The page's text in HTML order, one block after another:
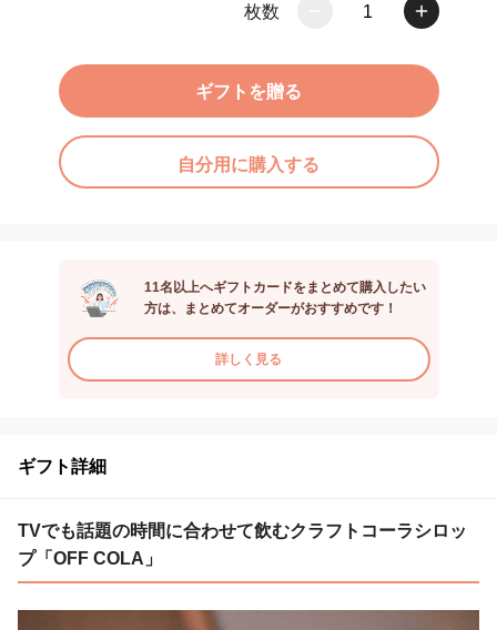
枚数 1
ギフトを贈る
自分用に購入する
11名以上へギフトカードをまとめて購入したい
方は、まとめてオーダーがおすすめです！
詳しく見る
ギフト詳細
TVでも話題の時間に合わせて飲むクラフトコーラシロッ
プ「OFF COLA」